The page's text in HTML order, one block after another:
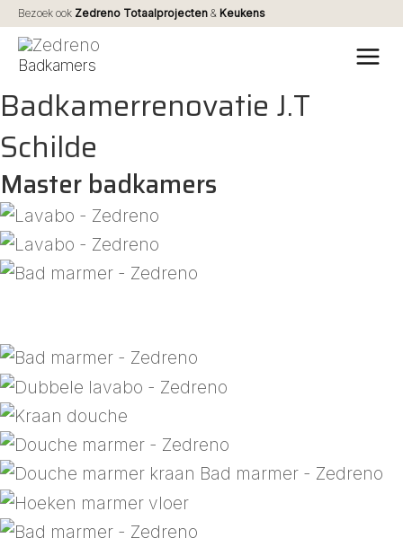
Ga
naar
inhoud
Bezoek ook Zedreno Totaalprojecten & Keukens
Badkamers
Badkamerrenovatie J.T
Schilde
Master badkamers